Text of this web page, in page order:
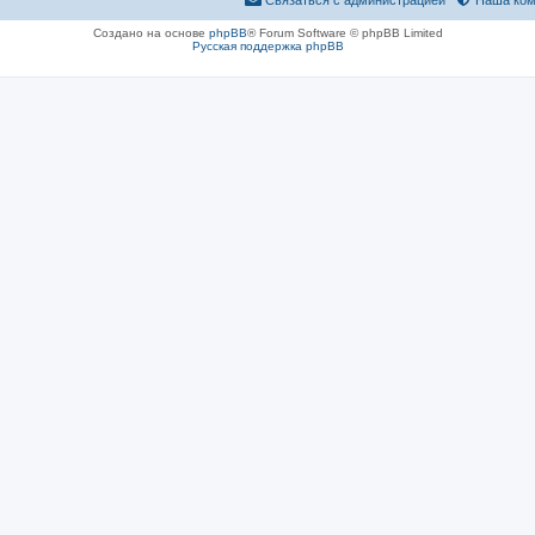
Создано на основе phpBB® Forum Software © phpBB Limited
Русская поддержка phpBB